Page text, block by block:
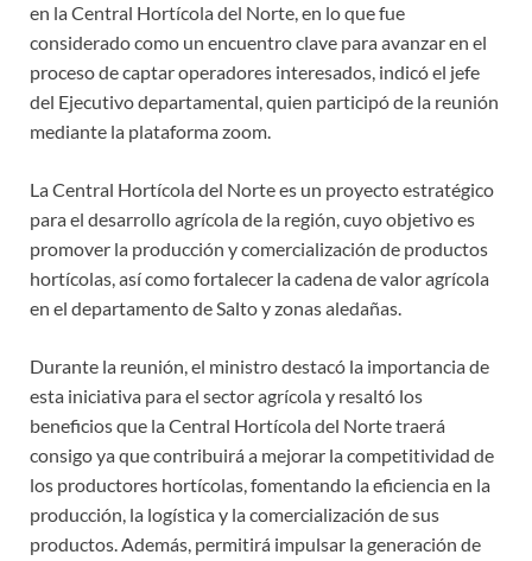
en la Central Hortícola del Norte, en lo que fue
considerado como un encuentro clave para avanzar en el
proceso de captar operadores interesados, indicó el jefe
del Ejecutivo departamental, quien participó de la reunión
mediante la plataforma zoom.
La Central Hortícola del Norte es un proyecto estratégico
para el desarrollo agrícola de la región, cuyo objetivo es
promover la producción y comercialización de productos
hortícolas, así como fortalecer la cadena de valor agrícola
en el departamento de Salto y zonas aledañas.
Durante la reunión, el ministro destacó la importancia de
esta iniciativa para el sector agrícola y resaltó los
beneficios que la Central Hortícola del Norte traerá
consigo ya que contribuirá a mejorar la competitividad de
los productores hortícolas, fomentando la eficiencia en la
producción, la logística y la comercialización de sus
productos. Además, permitirá impulsar la generación de